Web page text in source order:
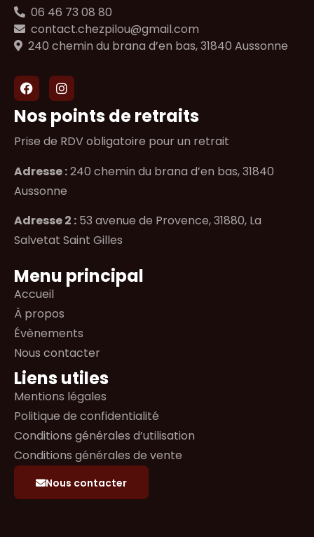
06 46 73 08 80
contact.chezpilou@gmail.com
240 chemin du brana d’en bas, 31840 Aussonne
Nos points de retraits
Prise de RDV obligatoire pour un retrait
Adresse :240 chemin du brana d’en bas, 31840
Aussonne
Adresse 2 : 53 avenue de Provence, 31880, La
Salvetat Saint Gilles
Menu principal
Accueil
À propos
Évènements
Nous contacter
Liens utiles
Mentions légales
Politique de confidentialité
Conditions générales d’utilisation
Conditions générales de vente
Nous contacter